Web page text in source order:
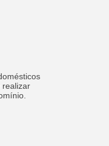
realizar